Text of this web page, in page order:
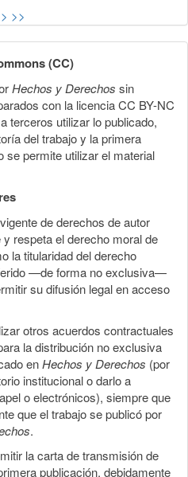
> >>
(CC)
Hechos y Derechos sin
con la licencia CC BY-NC
terceros utilizar lo publicado,
del trabajo y la primera
se permite utilizar el material
de derechos de autor
y respeta el derecho moral de
la titularidad del derecho
—de forma no exclusiva—
su difusión legal en acceso
otros acuerdos contractuales
la distribución no exclusiva
enHechos y Derechos (por
institucional o darlo a
o electrónicos), siempre que
que el trabajo se publicó por
.
la carta de transmisión de
publicación, debidamente